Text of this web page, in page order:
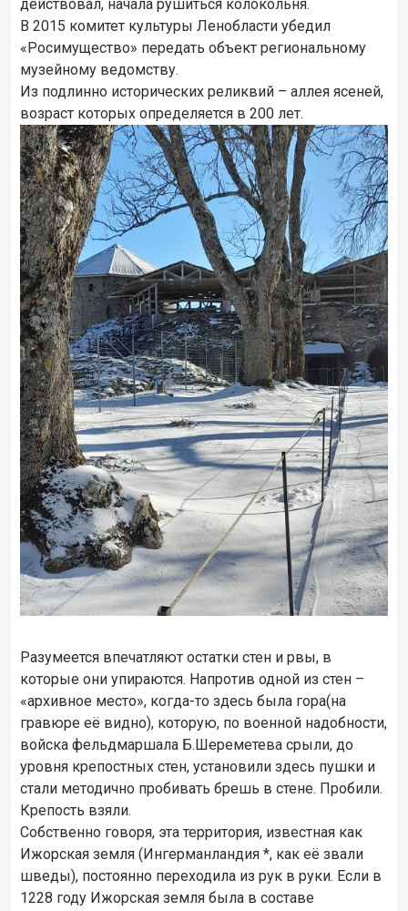
действовал, начала рушиться колокольня.
В 2015 комитет культуры Ленобласти убедил
«Росимущество» передать объект региональному
музейному ведомству.
Из подлинно исторических реликвий – аллея ясеней,
возраст которых определяется в 200 лет.
Разумеется впечатляют остатки стен и рвы, в
которые они упираются. Напротив одной из стен –
«архивное место», когда-то здесь была гора(на
гравюре её видно), которую, по военной надобности,
войска фельдмаршала Б.Шереметева срыли, до
уровня крепостных стен, установили здесь пушки и
стали методично пробивать брешь в стене. Пробили.
Крепость взяли.
Собственно говоря, эта территория, известная как
Ижорская земля (Ингерманландия *, как её звали
шведы), постоянно переходила из рук в руки. Если в
1228 году Ижорская земля была в составе